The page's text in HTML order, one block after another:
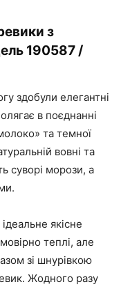
з
190587 /
здобули елегантні
в поєднанні
та темної
вовні та
суворі морози, а
якісне
теплі, але
зі шнурівкою
Жодного разу